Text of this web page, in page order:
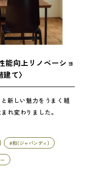
能向上リノベーショ
て〉
新しい魅力をうまく組
れ変わりました。
#和（ジャパンディ）